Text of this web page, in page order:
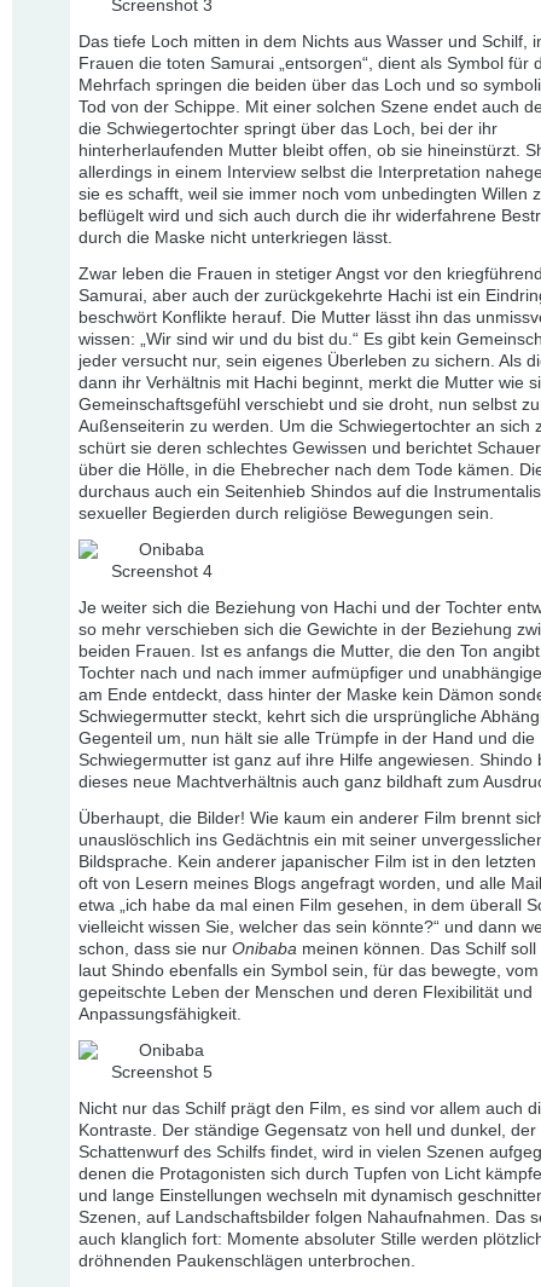
Das tiefe Loch mitten in dem Nichts aus Wasser und Schilf,
Frauen die toten Samurai „entsorgen“, dient als Symbol für
Mehrfach springen die beiden über das Loch und so
Tod von der Schippe. Mit einer solchen Szene endet auch
die Schwiegertochter springt über das Loch, bei der ihr
hinterherlaufenden Mutter bleibt offen, ob sie hineinstürzt.
allerdings in einem Interview selbst die Interpretation
sie es schafft, weil sie immer noch vom unbedingten Willen
beflügelt wird und sich auch durch die ihr widerfahrene
durch die Maske nicht unterkriegen lässt.
Zwar leben die Frauen in stetiger Angst vor den
Samurai, aber auch der zurückgekehrte Hachi ist ein
beschwört Konflikte herauf. Die Mutter lässt ihn das
wissen: „Wir sind wir und du bist du.“ Es gibt kein
jeder versucht nur, sein eigenes Überleben zu sichern. Als
dann ihr Verhältnis mit Hachi beginnt, merkt die Mutter wie
Gemeinschaftsgefühl verschiebt und sie droht, nun selbst
Außenseiterin zu werden. Um die Schwiegertochter an sich
schürt sie deren schlechtes Gewissen und berichtet
über die Hölle, in die Ehebrecher nach dem Tode kämen.
durchaus auch ein Seitenhieb Shindos auf die
sexueller Begierden durch religiöse Bewegungen sein.
Je weiter sich die Beziehung von Hachi und der Tochter
so mehr verschieben sich die Gewichte in der Beziehung
beiden Frauen. Ist es anfangs die Mutter, die den Ton
Tochter nach und nach immer aufmüpfiger und
am Ende entdeckt, dass hinter der Maske kein Dämon
Schwiegermutter steckt, kehrt sich die ursprüngliche
Gegenteil um, nun hält sie alle Trümpfe in der Hand und die
Schwiegermutter ist ganz auf ihre Hilfe angewiesen. Shindo
dieses neue Machtverhältnis auch ganz bildhaft zum
Überhaupt, die Bilder! Wie kaum ein anderer Film brennt
unauslöschlich ins Gedächtnis ein mit seiner
Bildsprache. Kein anderer japanischer Film ist in den
oft von Lesern meines Blogs angefragt worden, und alle
etwa „ich habe da mal einen Film gesehen, in dem überall
vielleicht wissen Sie, welcher das sein könnte?“ und dann
schon, dass sie nur Onibaba meinen können. Das Schilf
laut Shindo ebenfalls ein Symbol sein, für das bewegte,
gepeitschte Leben der Menschen und deren Flexibilität und
Anpassungsfähigkeit.
Nicht nur das Schilf prägt den Film, es sind vor allem auch
Kontraste. Der ständige Gegensatz von hell und dunkel, der
Schattenwurf des Schilfs findet, wird in vielen Szenen
denen die Protagonisten sich durch Tupfen von Licht
und lange Einstellungen wechseln mit dynamisch
Szenen, auf Landschaftsbilder folgen Nahaufnahmen. Das
auch klanglich fort: Momente absoluter Stille werden
dröhnenden Paukenschlägen unterbrochen.